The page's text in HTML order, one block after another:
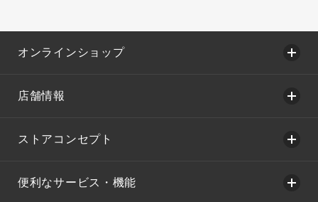
オンラインショップ
店舗情報
ストアコンセプト
便利なサービス・機能